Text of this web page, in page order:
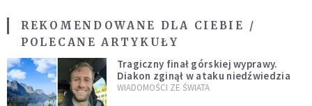
REKOMENDOWANE DLA CIEBIE /
POLECANE ARTYKUŁY
Tragiczny finał górskiej wyprawy.
Diakon zginął w ataku niedźwiedzia
WIADOMOŚCI ZE ŚWIATA